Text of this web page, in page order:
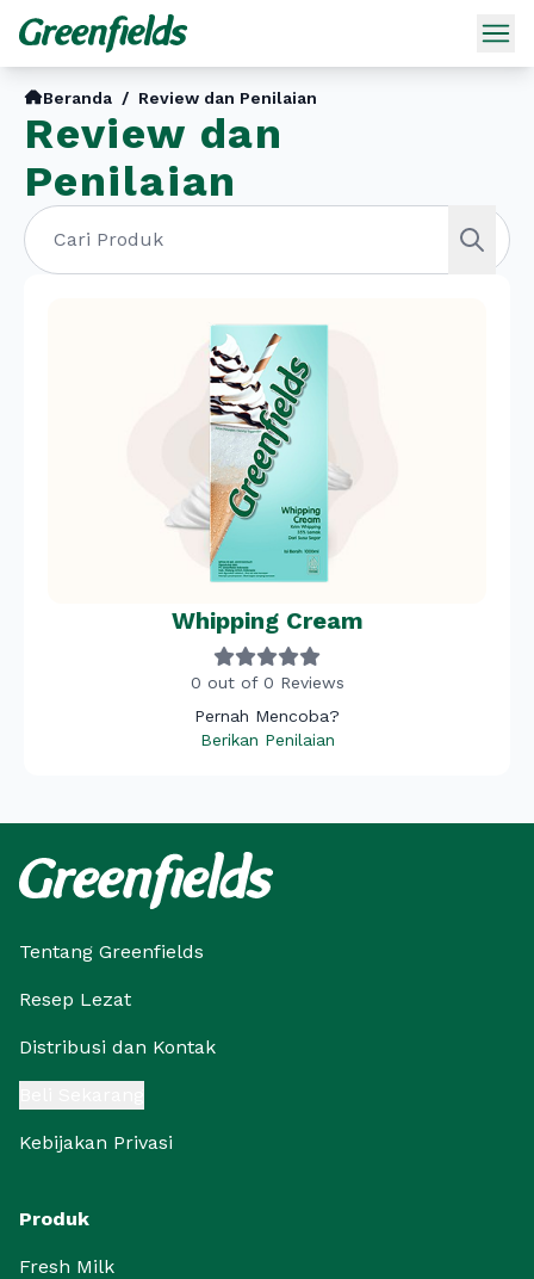
Beranda / Review dan Penilaian
Review dan
Penilaian
Whipping Cream
0 out of 0 Reviews
Pernah Mencoba?
Berikan Penilaian
Tentang Greenfields
Resep Lezat
Distribusi dan Kontak
Kebijakan Privasi
Produk
Fresh Milk